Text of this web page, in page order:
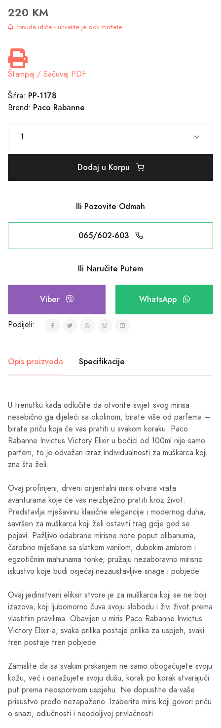
220 KM
Ponuda ističe - uhvatite je dok možete
Štampaj / Sačuvaj PDF
Šifra: PP-1178
Brend: Paco Rabanne
Dodaj u Korpu
Ili Pozovite Odmah
065/602-603
Ili Naručite Putem
Viber WhatsApp
Podijeli:
Opis proizvoda Specifikacije
U trenutku kada odlučite da otvorite svijet svog mirisa
nesebično ga dijeleći sa okolinom, birate više od parfema –
birate priču koja će vas pratiti u svakom koraku. Paco
Rabanne Invictus Victory Elixir u bočici od 100ml nije samo
parfem, to je odvažan izraz individualnosti za muškarca koji
zna šta želi.
Ovaj profinjeni, drveni orijentalni miris otvara vrata
avanturama koje će vas neizbježno pratiti kroz život.
Predstavlja mješavinu klasične elegancije i modernog duha,
savršen za muškarca koji želi ostaviti trag gdje god se
pojavi. Pažljivo odabrane mirisne note poput olibanuma,
čarobno miješane sa slatkom vanilom, dubokim ambrom i
egzotičnim mahunama tonke, pružaju nezaboravno mirisno
iskustvo koje budi osjećaj nezaustavljive snage i pobjede.
Ovaj jedinstveni eliksir stvore je za muškarca koji se ne boji
izazova, koji ljubomorno čuva svoju slobodu i živi život prema
vlastitim pravilima. Obavijen u miris Paco Rabanne Invictus
Victory Elixir-a, svaka prilika postaje prilika za uspjeh, svaki
tren postaje tren pobjede.
Zamislite da sa svakim prskanjem ne samo obogaćujete svoju
kožu, već i osnažujete svoju dušu, korak po korak stvarajući
put prema neosporivom uspjehu. Ne dopustite da vaše
prisustvo prođe nezapaženo. Izaberite miris koji govori priču
o snazi, odlučnosti i neodoljivoj privlačnosti.